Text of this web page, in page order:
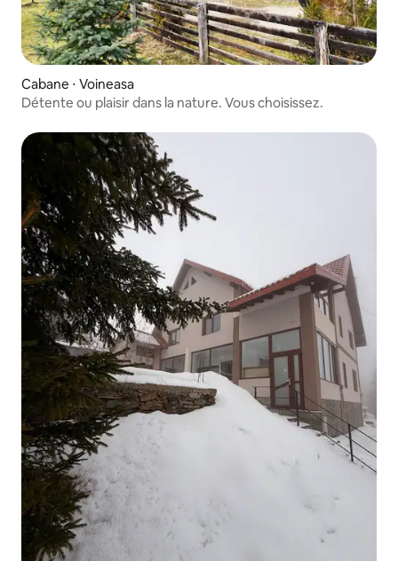
Cabane ⋅ Voineasa
Détente ou plaisir dans la nature. Vous choisissez.